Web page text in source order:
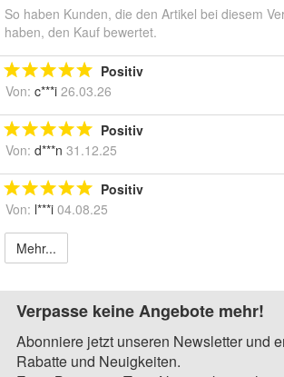
So haben Kunden, die den Artikel bei diesem
haben, den Kauf bewertet.
Positiv
Von: c***i 26.03.26
Positiv
Von: d***n 31.12.25
Positiv
Von: l***i 04.08.25
Mehr...
Verpasse keine Angebote mehr!
Abonniere jetzt unseren Newsletter und
Rabatte und Neuigkeiten.